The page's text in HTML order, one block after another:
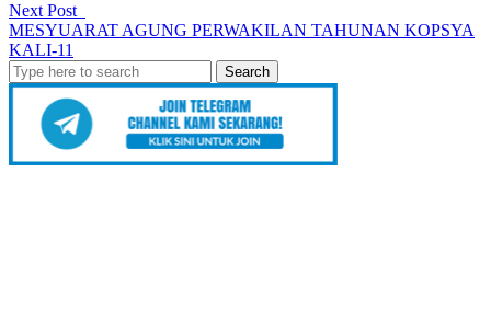
Next Post
MESYUARAT AGUNG PERWAKILAN TAHUNAN KOPSYA
KALI-11
Search
for: